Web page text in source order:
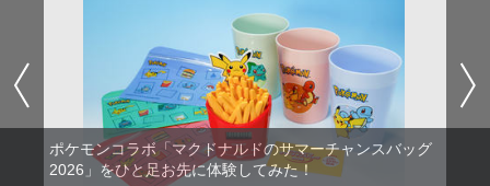
ポケモンコラボ「マクドナルドのサマーチャンスバッグ
2026」をひと足お先に体験してみた！